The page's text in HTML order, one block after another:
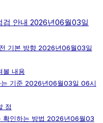
검 안내 2026년06월03일
기본 방향 2026년06월03일
볼 내용
는 기준 2026년06월03일 06시
점
확인하는 방법 2026년06월03